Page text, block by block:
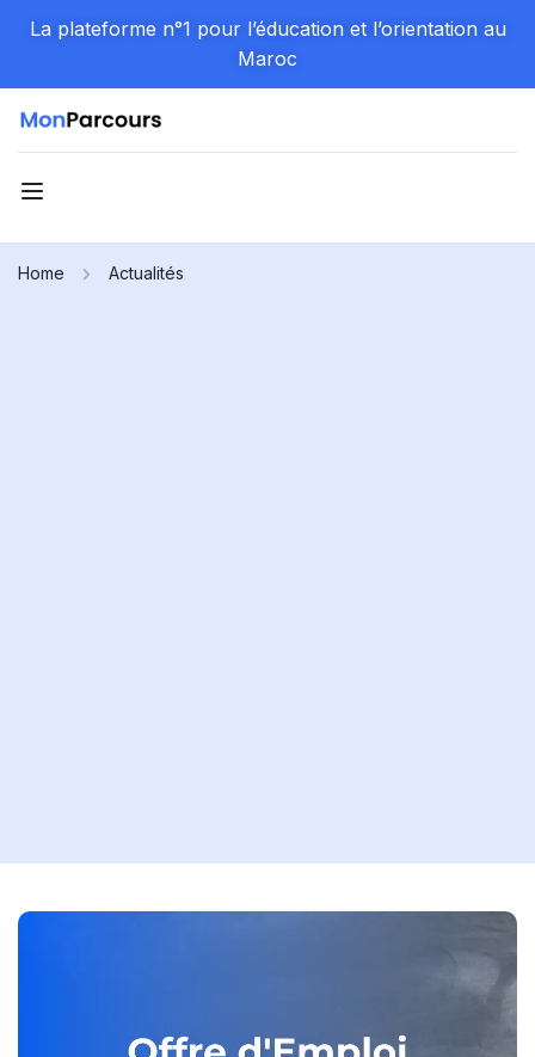
La plateforme n°1 pour l’éducation et l’orientation au
Maroc
Home Actualités